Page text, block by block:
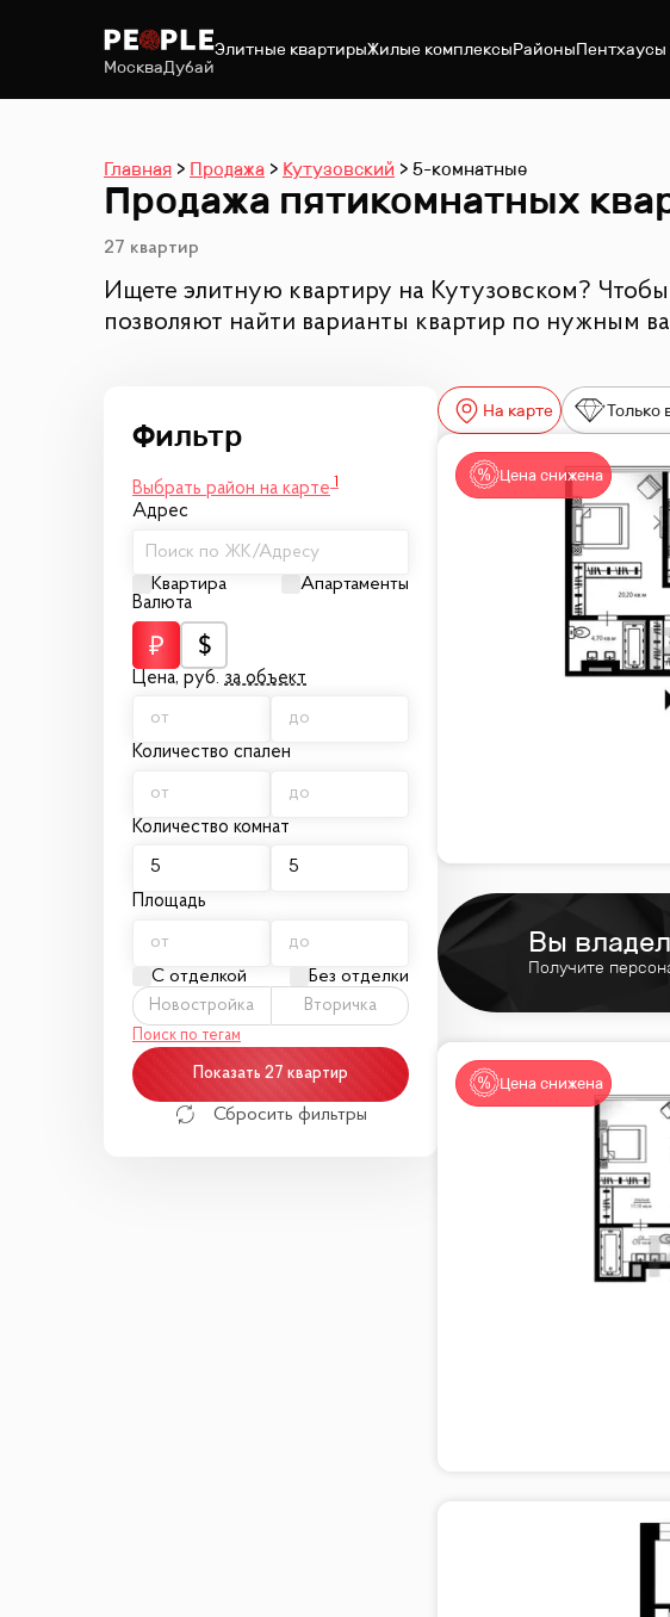
МоскваДубай
Элитные квартирыЖилые комплексыРайоныПентхаусы
Главная Продажа Кутузовский 5-комнатные
Продажа пятикомнатных
27 квартир
Ищете элитную квартиру на Кутузовском?
позволяют найти варианты квартир по нужным
Выбрать район на карте 1
Адрес
Поиск по ЖК/Адресу
Квартира
Апартаменты
Валюта
Цена, руб. за объект
Количество спален
Количество комнат
Площадь
С отделкой Без отделки
Новостройка Вторичка
Поиск по тегам
Показать 27 квартир
Сбросить фильтры
На карте Только
Цена снижена
Вы
Получите
Цена снижена